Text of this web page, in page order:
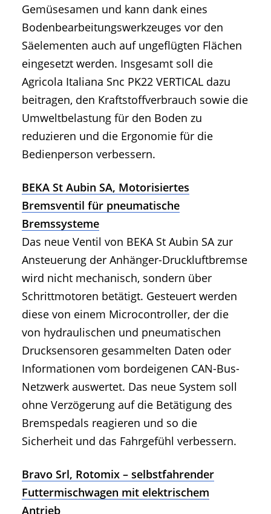
Gemüsesamen und kann dank eines
Bodenbearbeitungswerkzeuges vor den
Säelementen auch auf ungeflügten Flächen
eingesetzt werden. Insgesamt soll die
Agricola Italiana Snc PK22 VERTICAL dazu
beitragen, den Kraftstoffverbrauch sowie die
Umweltbelastung für den Boden zu
reduzieren und die Ergonomie für die
Bedienperson verbessern.
BEKA St Aubin SA, Motorisiertes
Bremsventil für pneumatische
Bremssysteme
Das neue Ventil von BEKA St Aubin SA zur
Ansteuerung der Anhänger-Druckluftbremse
wird nicht mechanisch, sondern über
Schrittmotoren betätigt. Gesteuert werden
diese von einem Microcontroller, der die
von hydraulischen und pneumatischen
Drucksensoren gesammelten Daten oder
Informationen vom bordeigenen CAN-Bus-
Netzwerk auswertet. Das neue System soll
ohne Verzögerung auf die Betätigung des
Bremspedals reagieren und so die
Sicherheit und das Fahrgefühl verbessern.
Bravo Srl, Rotomix – selbstfahrender
Futtermischwagen mit elektrischem
Antrieb